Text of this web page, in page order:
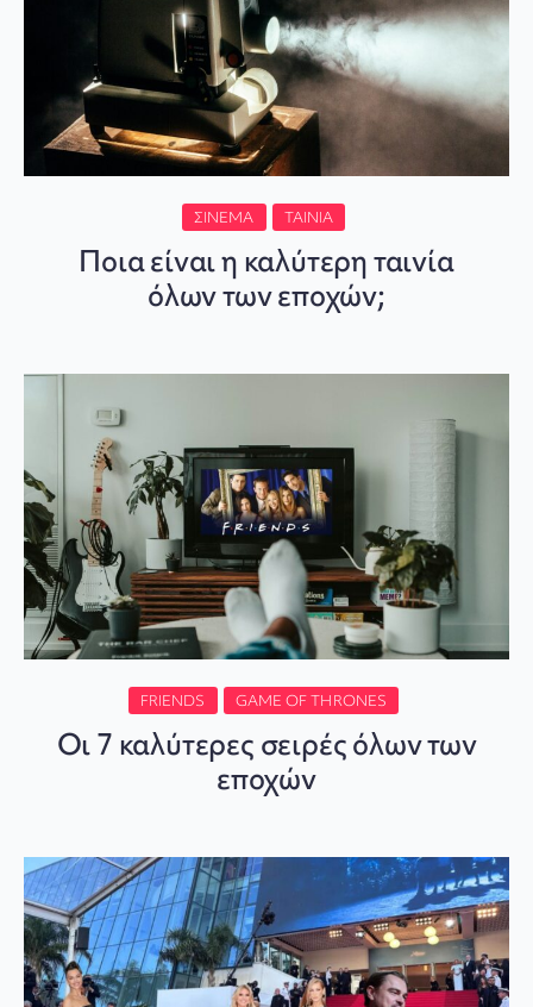
ΣΙΝΕΜΆ ΤΑΙΝΊΑ
Ποια είναι η καλύτερη ταινία
όλων των εποχών;
FRIENDS GAME OF THRONES
Οι 7 καλύτερες σειρές όλων των
εποχών